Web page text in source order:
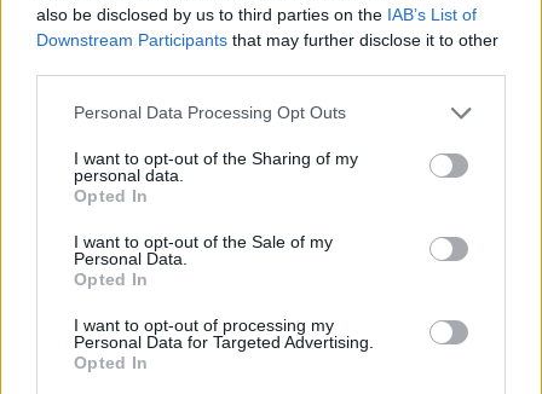
also be disclosed by us to third parties on the IAB’s List of
Downstream Participants that may further disclose it to other
Personal Data Processing Opt Outs
I want to opt-out of the Sharing of my
personal data.
Opted In
I want to opt-out of the Sale of my
Personal Data.
Opted In
I want to opt-out of processing my
Personal Data for Targeted Advertising.
Opted In
Τώρα πια απλά δεν μπαίνω καν στον κόπο να
προσπαθώ. Κάνω κι εγώ πως δεν συνέβη